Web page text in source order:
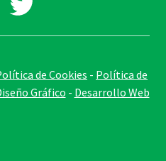
de Cookies - Política de
Gráfico - Desarrollo Web